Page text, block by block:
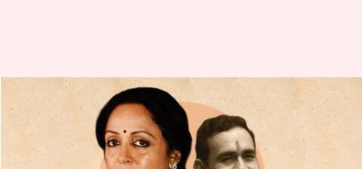
హేమమాలినితో డ్యాన్స్ చేయించామన్న
హోంమంత్రి.. రాష్ట్రంలో రేగిన
రాజకీయ దుమారం